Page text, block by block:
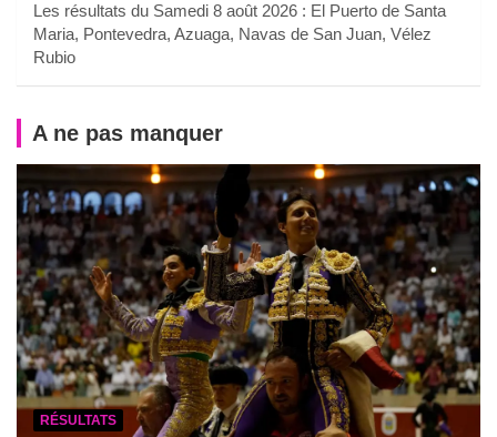
Les résultats du Samedi 8 août 2026 : El Puerto de Santa
Maria, Pontevedra, Azuaga, Navas de San Juan, Vélez
Rubio
A ne pas manquer
RÉSULTATS